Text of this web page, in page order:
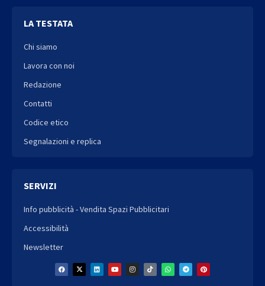
LA TESTATA
Chi siamo
Lavora con noi
Redazione
Contatti
Codice etico
Segnalazioni e replica
SERVIZI
Info pubblicità - Vendita Spazi Pubblicitari
Accessibilità
Newsletter